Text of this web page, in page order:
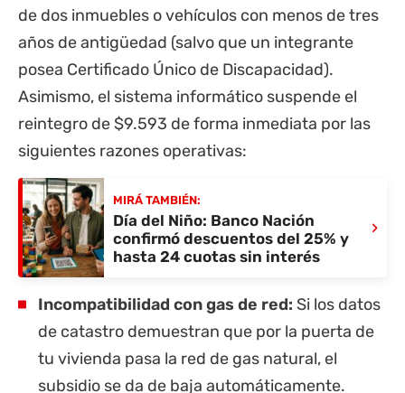
de dos inmuebles o vehículos con menos de tres
años de antigüedad (salvo que un integrante
posea Certificado Único de Discapacidad).
Asimismo, el sistema informático suspende el
reintegro de $9.593 de forma inmediata por las
siguientes razones operativas:
MIRÁ TAMBIÉN:
Día del Niño: Banco Nación
confirmó descuentos del 25% y
hasta 24 cuotas sin interés
›
Incompatibilidad con gas de red: Si los datos
de catastro demuestran que por la puerta de
tu vivienda pasa la red de gas natural, el
subsidio se da de baja automáticamente.